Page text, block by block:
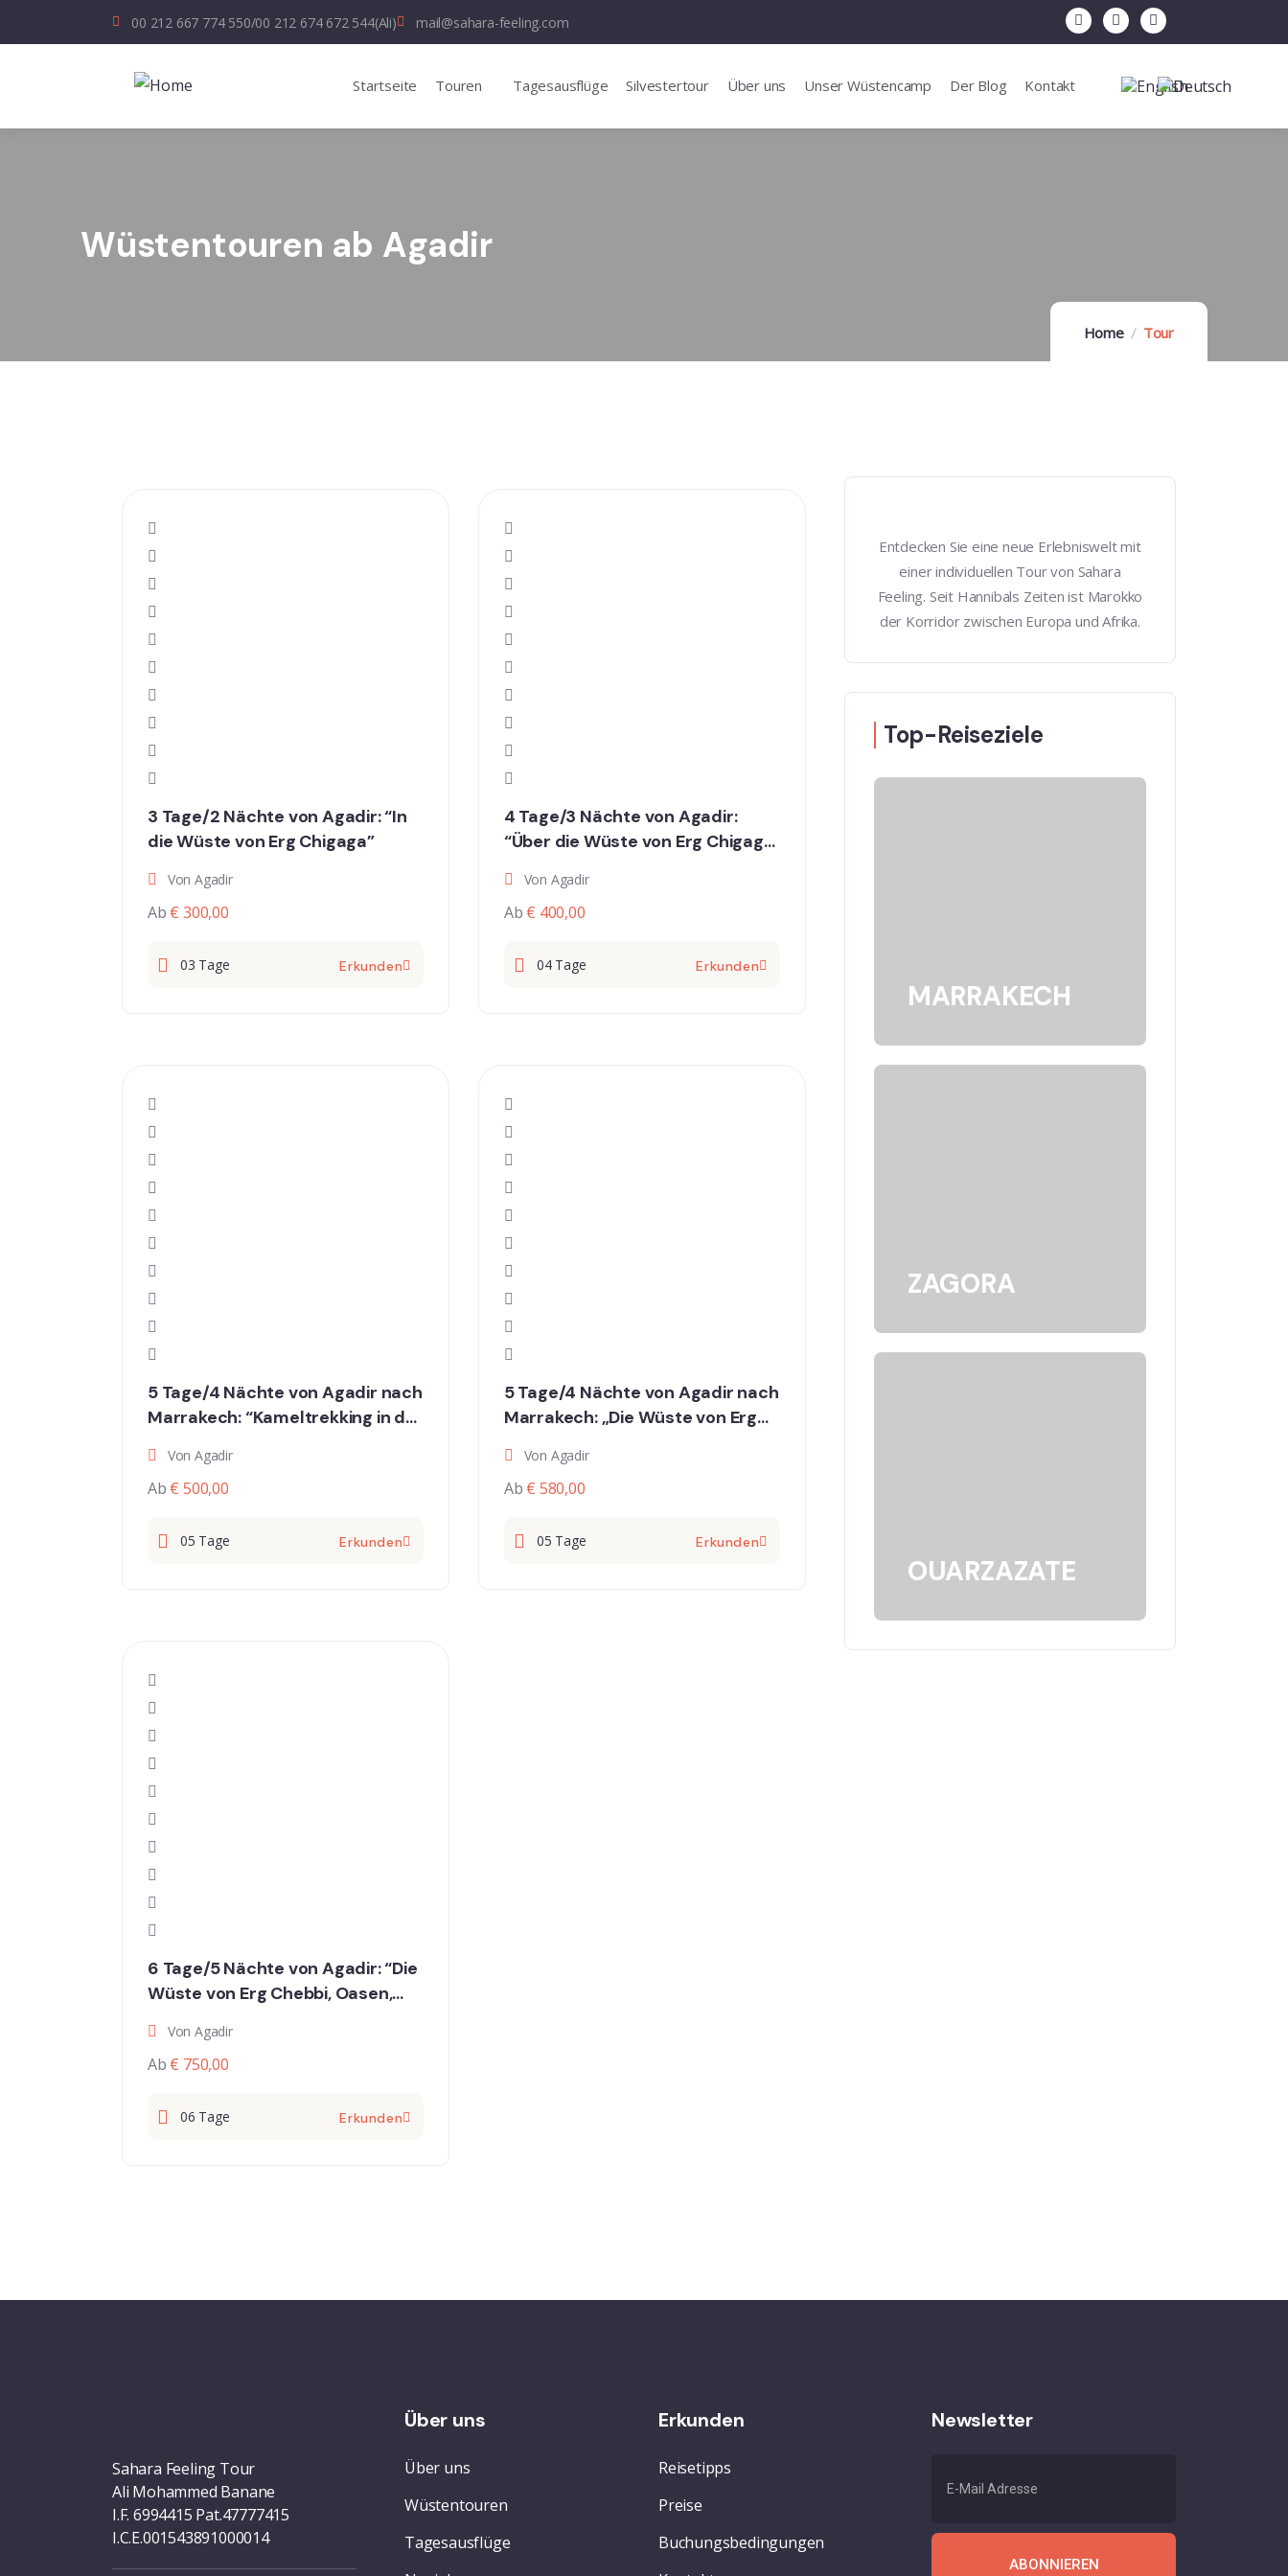
00 212 667 774 550/00 212 674 672 544(Ali) mail@sahara-feeling.com
Startseite Touren Tagesausflüge Silvestertour Über uns Unser Wüstencamp Der Blog Kontakt
Wüstentouren ab Agadir
Home Tour
3 Tage/2 Nächte von Agadir: “In
die Wüste von Erg Chigaga”
Von Agadir
Ab € 300,00
03 Tage Erkunden
4 Tage/3 Nächte von Agadir:
“Über die Wüste von Erg Chigaga
Marrakech”
Von Agadir
Ab € 400,00
04 Tage Erkunden
5 Tage/4 Nächte von Agadir nach
Marrakech: “Kameltrekking in der
Kasbahs und Schluchten”
Von Agadir
Ab € 500,00
05 Tage Erkunden
5 Tage/4 Nächte von Agadir nach
Marrakech: „Die Wüste von Erg
des Dades und das Tal der 1000
Kasbahs“
Von Agadir
Ab € 580,00
05 Tage Erkunden
6 Tage/5 Nächte von Agadir: “Die
Wüste von Erg Chebbi, Oasen,
Marrakech”
Von Agadir
Ab € 750,00
06 Tage Erkunden
Entdecken Sie eine neue Erlebniswelt mit
einer individuellen Tour von Sahara
Feeling. Seit Hannibals Zeiten ist Marokko
der Korridor zwischen Europa und Afrika.
Top-Reiseziele
MARRAKECH
ZAGORA
OUARZAZATE
Sahara Feeling Tour
Ali Mohammed Banane
I.F. 6994415 Pat.47777415
I.C.E.001543891000014
Über uns
Über uns
Wüstentouren
Tagesausflüge
Erkunden
Reisetipps
Preise
Buchungsbedingungen
Newsletter
ABONNIEREN